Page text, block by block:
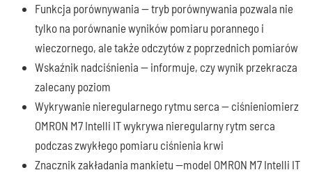
Funkcja porównywania — tryb porównywania pozwala nie
tylko na porównanie wyników pomiaru porannego i
wieczornego, ale także odczytów z poprzednich pomiarów
Wskaźnik nadciśnienia — informuje, czy wynik przekracza
zalecany poziom
Wykrywanie nieregularnego rytmu serca — ciśnieniomierz
OMRON M7 Intelli IT wykrywa nieregularny rytm serca
podczas zwykłego pomiaru ciśnienia krwi
Znacznik zakładania mankietu —model OMRON M7 Intelli IT